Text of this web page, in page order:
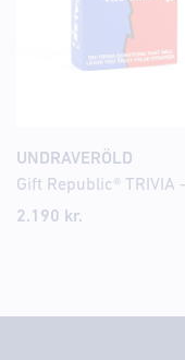
UNDRAVERÖLD
2.190 kr.